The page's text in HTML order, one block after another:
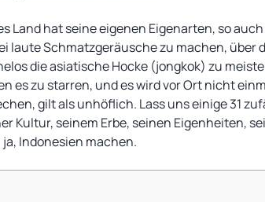
Land hat seine eigenen Eigenarten, so
laute Schmatzgeräusche zu machen, über
die asiatische Hocke (jongkok) zu
es zu starren, und es wird vor Ort nicht
gilt als unhöflich. Lass uns einige 31
Kultur, seinem Erbe, seinen Eigenheiten,
Indonesien machen.